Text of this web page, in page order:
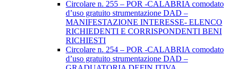
Circolare n. 255 – POR -CALABRIA comodato
d’uso gratuito strumentazione DAD –
MANIFESTAZIONE INTERESSE- ELENCO
RICHIEDENTI E CORRISPONDENTI BENI
RICHIESTI
Circolare n. 254 – POR -CALABRIA comodato
d’uso gratuito strumentazione DAD –